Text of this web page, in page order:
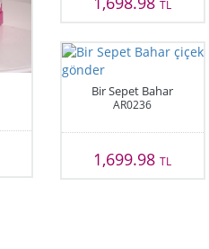
TL
Bir Sepet Bahar
AR0236
1,699.98TL